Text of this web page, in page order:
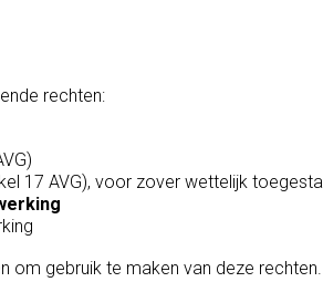
rechten:
17 AVG), voor zover wettelijk
om gebruik te maken van deze